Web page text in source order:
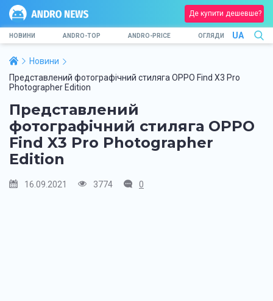
Де купити дешевше?
НОВИНИ ANDRO-TOP ANDRO-PRICE ОГЛЯДИ UA
Новини
Представлений фотографічний стиляга OPPO Find X3 Pro
Photographer Edition
Представлений
фотографічний стиляга OPPO
Find X3 Pro Photographer
Edition
16.09.2021 3774 0